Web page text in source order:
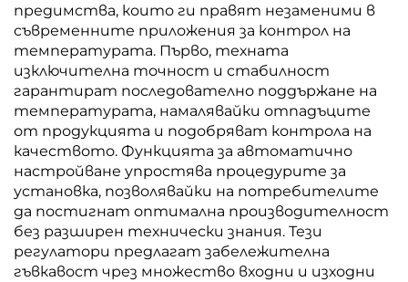
предимства, които ги правят незаменими в
съвременните приложения за контрол на
температурата. Първо, техната
изключителна точност и стабилност
гарантират последователно поддържане на
температурата, намалявайки отпадъците
от продукцията и подобряват контрола на
качеството. Функцията за автоматично
настройване упростява процедурите за
установка, позволявайки на потребителите
да постигнат оптимална производителност
без разширен технически знания. Тези
регулатори предлагат забележителна
гъвкавост чрез множество входни и изходни